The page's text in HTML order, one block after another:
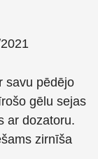
savu pēdējo
gēlu sejas
ar dozatoru.
zirnīša